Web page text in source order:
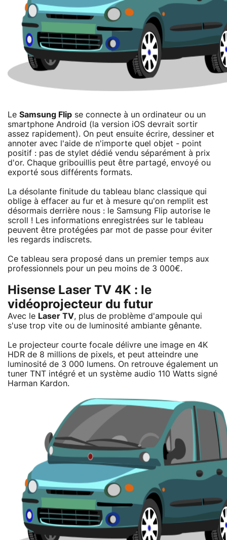
Le Samsung Flip se connecte à un ordinateur ou un
smartphone Android (la version iOS devrait sortir
assez rapidement). On peut ensuite écrire, dessiner et
annoter avec l'aide de n'importe quel objet - point
positif : pas de stylet dédié vendu séparément à prix
d'or. Chaque gribouillis peut être partagé, envoyé ou
exporté sous différents formats.
La désolante finitude du tableau blanc classique qui
oblige à effacer au fur et à mesure qu'on remplit est
désormais derrière nous : le Samsung Flip autorise le
scroll ! Les informations enregistrées sur le tableau
peuvent être protégées par mot de passe pour éviter
les regards indiscrets.
Ce tableau sera proposé dans un premier temps aux
professionnels pour un peu moins de 3 000€.
Hisense Laser TV 4K : le
vidéoprojecteur du futur
Avec le Laser TV, plus de problème d'ampoule qui
s'use trop vite ou de luminosité ambiante gênante.
Le projecteur courte focale délivre une image en 4K
HDR de 8 millions de pixels, et peut atteindre une
luminosité de 3 000 lumens. On retrouve également un
tuner TNT intégré et un système audio 110 Watts signé
Harman Kardon.